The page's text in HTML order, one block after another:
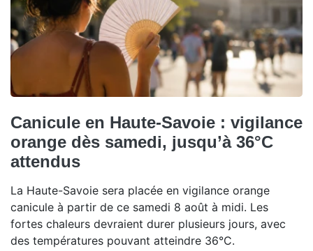
Canicule en Haute-Savoie : vigilance
orange dès samedi, jusqu’à 36°C
attendus
La Haute-Savoie sera placée en vigilance orange
canicule à partir de ce samedi 8 août à midi. Les
fortes chaleurs devraient durer plusieurs jours, avec
des températures pouvant atteindre 36°C.